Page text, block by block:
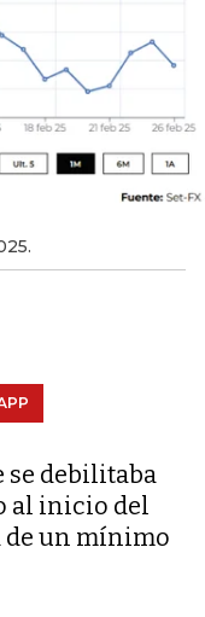
se debilitaba
al inicio del
de un mínimo